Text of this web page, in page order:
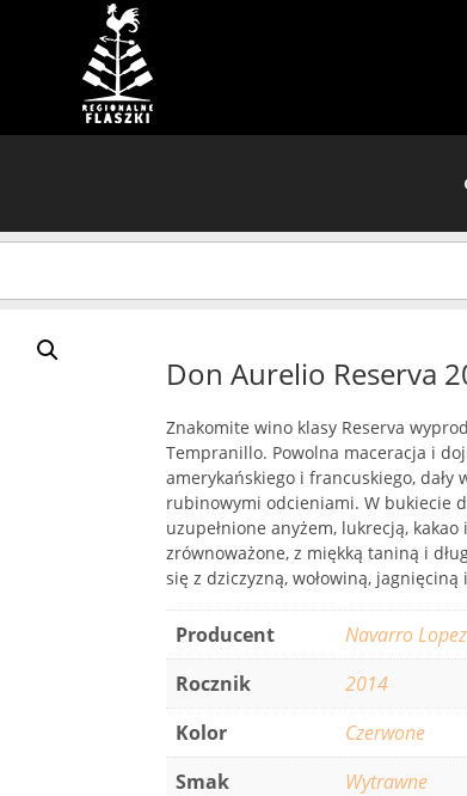
Don Aurelio Reserva
Znakomite wino klasy Reserva
Tempranillo. Powolna maceracja i
amerykańskiego i francuskiego,
rubinowymi odcieniami. W bukiecie
uzupełnione anyżem, lukrecją,
zrównoważone, z miękką taniną i
się z dziczyzną, wołowiną, jagnięciną
Producent
Navarro Lopez
Rocznik
2014
Kolor
Czerwone
Smak
Wytrawne